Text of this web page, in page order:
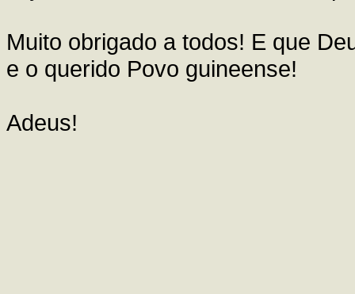
Muito obrigado a todos! E que
e o querido Povo guineense!
Adeus!